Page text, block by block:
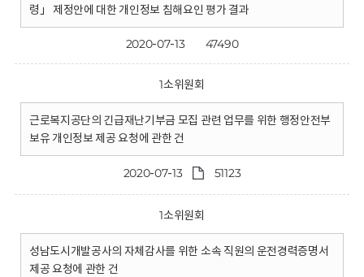
령」 제정안에 대한 개인정보 침해요인 평가 결과
2020-07-13 47490
1소위원회
근로복지공단의 긴급재난기부금 모집 관련 업무를 위한 행정안전부
보유 개인정보 제공 요청에 관한 건
2020-07-13 51123
1소위원회
성남도시개발공사의 자체감사를 위한 소속 직원의 운전경력증명서
제공 요청에 관한 건